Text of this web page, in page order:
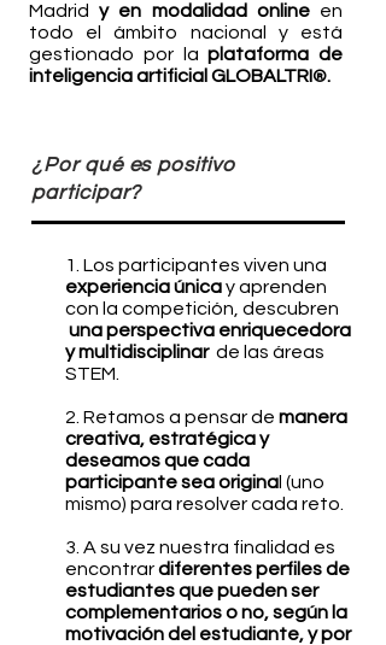
Madrid
y en modalidad online en
todo el ámbito nacional y está
gestionado por laplataforma de
inteligencia artificial GLOBALTRI®.
¿Por qué es positivo
participar?
1. Los participantes viven una
experiencia únicay aprenden
con la competición, descubren
una perspectiva enriquecedora
y multidisciplinarde las áreas
STEM.
2. Retamos a pensar de manera
creativa, estratégica y
deseamos que cada
participante sea origina l (uno
mismo) para resolver cada reto.
3. A su vez nuestra finalidad es
encontrardiferentes perfiles de
estudiantes que pueden ser
complementarios o no, según la
motivación del estudiante, y por